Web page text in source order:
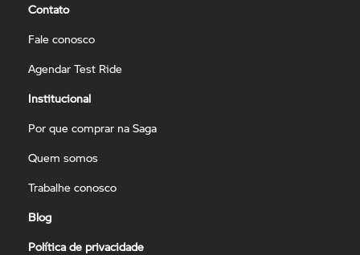
Contato
Fale conosco
Agendar Test Ride
Institucional
Por que comprar na Saga
Quem somos
Trabalhe conosco
Blog
Política de privacidade